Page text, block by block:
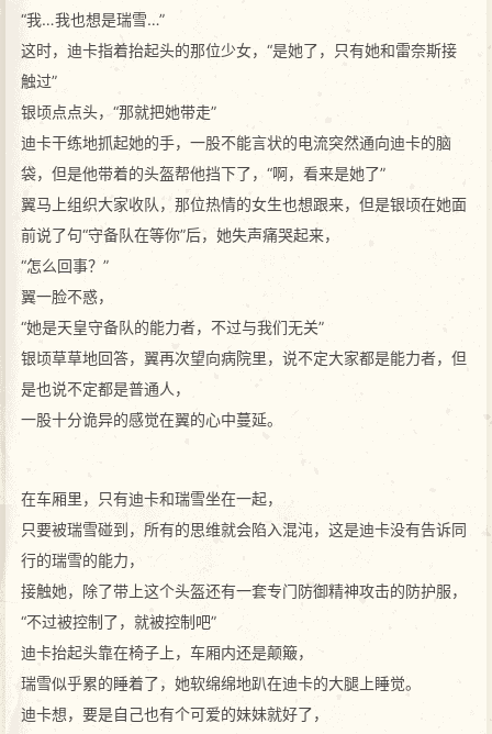
“我…我也想是瑞雪…”
这时，迪卡指着抬起头的那位少女，“是她了，只有她和雷奈斯接
触过”
银顷点点头，“那就把她带走”
迪卡干练地抓起她的手，一股不能言状的电流突然通向迪卡的脑
袋，但是他带着的头盔帮他挡下了，“啊，看来是她了”
翼马上组织大家收队，那位热情的女生也想跟来，但是银顷在她面
前说了句“守备队在等你”后，她失声痛哭起来，
“怎么回事？”
翼一脸不惑，
“她是天皇守备队的能力者，不过与我们无关”
银顷草草地回答，翼再次望向病院里，说不定大家都是能力者，但
是也说不定都是普通人，
一股十分诡异的感觉在翼的心中蔓延。
在车厢里，只有迪卡和瑞雪坐在一起，
只要被瑞雪碰到，所有的思维就会陷入混沌，这是迪卡没有告诉同
行的瑞雪的能力，
接触她，除了带上这个头盔还有一套专门防御精神攻击的防护服，
“不过被控制了，就被控制吧”
迪卡抬起头靠在椅子上，车厢内还是颠簸，
瑞雪似乎累的睡着了，她软绵绵地趴在迪卡的大腿上睡觉。
迪卡想，要是自己也有个可爱的妹妹就好了，